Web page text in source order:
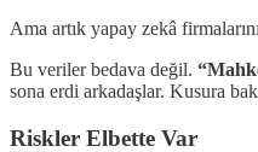
Ama artık yapay zekâ
Bu veriler bedava değil.
sona erdi arkadaşlar. Kusura
Riskler Elbette Var